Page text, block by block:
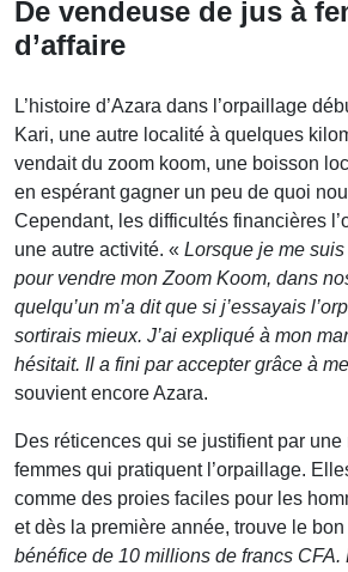
De vendeuse de jus à
d’affaire
L’histoire d’Azara dans l’orpaillage
Kari, une autre localité à quelques
vendait du zoom koom, une boisson
en espérant gagner un peu de quoi
Cependant, les difficultés financières
une autre activité. « Lorsque je me
pour vendre mon Zoom Koom, dans
quelqu’un m’a dit que si j’essayais
sortirais mieux. J’ai expliqué à mon
hésitait. Il a fini par accepter grâce à
souvient encore Azara.
Des réticences qui se justifient par
femmes qui pratiquent l’orpaillage.
comme des proies faciles pour les
et dès la première année, trouve le bon
bénéfice de 10 millions de francs CFA.